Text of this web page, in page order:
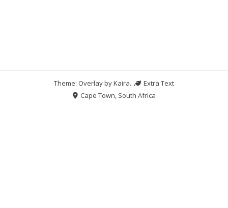
Theme: Overlay byKaira.
Extra Text
Cape Town, South Africa